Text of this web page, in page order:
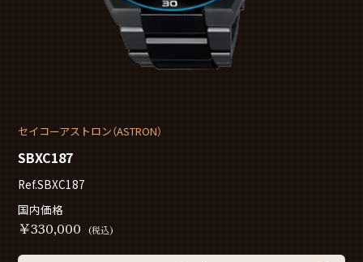
セイコーアストロン（ASTRON）
SBXC187
Ref.SBXC187
国内価格
￥330,000 (税込)